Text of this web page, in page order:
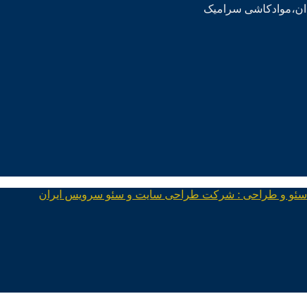
سئو و طراحی : شرکت طراحی سایت و سئو سرویس ایران